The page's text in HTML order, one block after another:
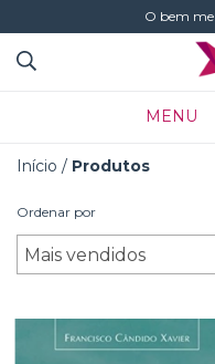
O bem me
MENU
Início / Produtos
Ordenar por